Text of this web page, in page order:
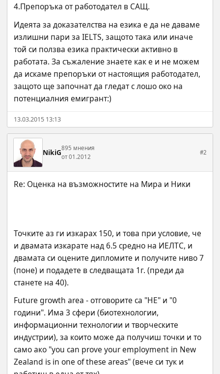
4.Препоръка от работодател в САЩ.
Идеята за доказателства на езика е да не даваме
излишни пари за IELTS, защото така или иначе
той си ползва езика практически активно в
работата. За съжаление знаете как е и не можем
да искаме препоръки от настоящия работодател,
защото ще започнат да гледат с лошо око на
потенциалния емигрант:)
13.03.2015 13:13
NikiG895 мнения
от 01.2012
#2
Точките аз ги изкарах 150, и това при условие, че
и двамата изкарате над 6.5 средно на ИЕЛТС, и
двамата си оцените дипломите и получите ниво 7
(поне) и подадете в следващата 1г. (преди да
станете на 40).
Future growth area - отговорите са "НЕ" и "0
години". Има 3 сфери (биотехнологии,
информационни технологии и творческите
индустрии), за които може да получиш точки и то
само ако "you can prove your employment in New
Zealand is in one of these areas" (вече си тук и